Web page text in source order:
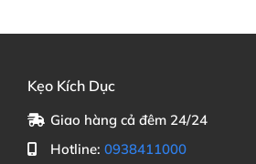
Kẹo Kích Dục
Giao hàng cả đêm 24/24
Hotline: 0938411000